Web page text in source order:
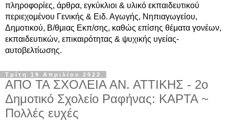
πληροφορίες, άρθρα, εγκύκλιοι & υλικό εκπαιδευτικού
περιεχομένου Γενικής & Ειδ. Αγωγής, Νηπιαγωγείου,
Δημοτικού, Β/θμιας Εκπ/σης, καθώς επίσης θέματα γονέων,
εκπαιδευτικών, επικαιρότητας & ψυχικής υγείας-
αυτοβελτίωσης.
Τρίτη 19 Απριλίου 2022
ΑΠΟ ΤΑ ΣΧΟΛΕΙΑ ΑΝ. ΑΤΤΙΚΗΣ - 2ο
Δημοτικό Σχολείο Ραφήνας: ΚΑΡΤΑ ~
Πολλές ευχές